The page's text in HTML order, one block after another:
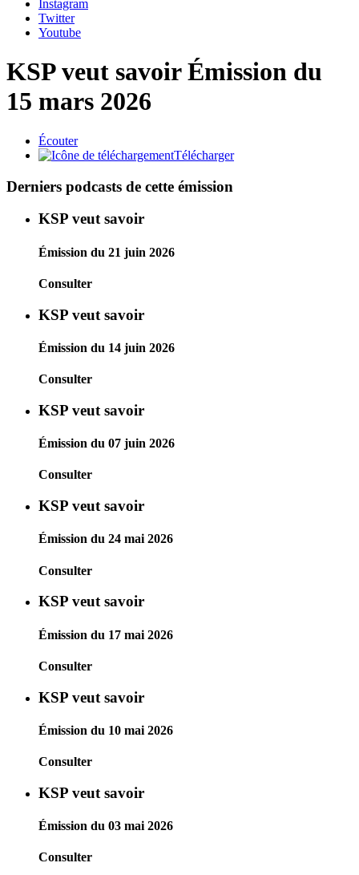
Instagram
Twitter
Youtube
KSP veut savoirÉmission du
15 mars 2026
Écouter
Télécharger
Derniers podcasts de cette émission
KSP veut savoir
Émission du 21 juin 2026
Consulter
KSP veut savoir
Émission du 14 juin 2026
Consulter
KSP veut savoir
Émission du 07 juin 2026
Consulter
KSP veut savoir
Émission du 24 mai 2026
Consulter
KSP veut savoir
Émission du 17 mai 2026
Consulter
KSP veut savoir
Émission du 10 mai 2026
Consulter
KSP veut savoir
Émission du 03 mai 2026
Consulter